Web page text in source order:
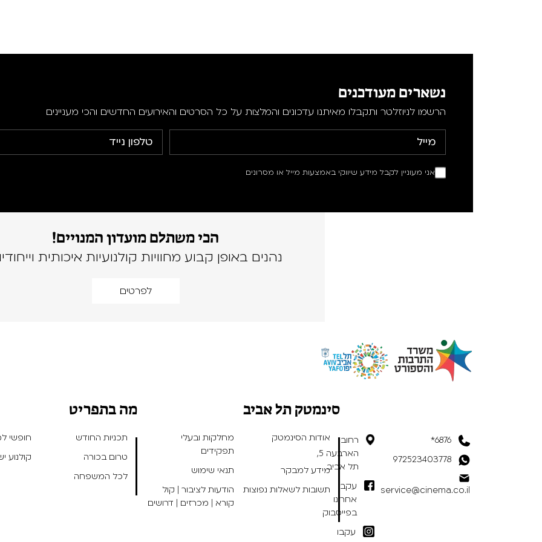
נשארים מעודכנים
הרשמו לניוזלטר ותקבלו מאיתנו עדכונים והמלצות על כל הסרטים והאירועים החדשים והכי מעניינים
אני מעוניין לקבל מידע שיווקי באמצעות מייל או מסרונים
הכי משתלם מועדון המנויים!
נהנים באופן קבוע מחוויות קולנועיות איכותית
לפרטים
6876*
972523403778
service@cinema.co.il
רחוב
הארבעה 5,
תל אביב
עקבו
אחרינו
בפייסבוק
עקבו
סינמטק תל אביב
אודות הסינמטק
מחלקות ובעלי
תפקידים
מידע למבקר
תנאי שימוש
תשובות לשאלות נפוצות
הודעות לציבור | קול
קורא | מכרזים | דרושים
מה בתפריט
תכניות החודש
חופשי
טרום בכורה
קולנוע
לכל המשפחה